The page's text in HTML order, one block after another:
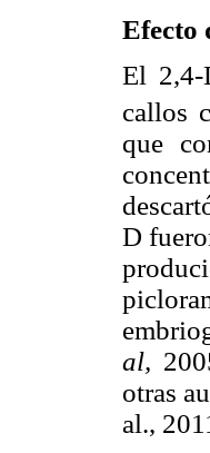
Efecto
El 2,4-
callos
que
D
al,
otras
al.,